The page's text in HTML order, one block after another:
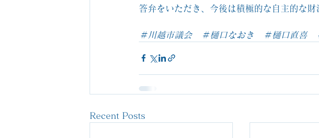
答弁をいただき、今後は積極的な自主的な
＃川越市議会　＃樋口なおき　＃樋口直喜　
Recent Posts